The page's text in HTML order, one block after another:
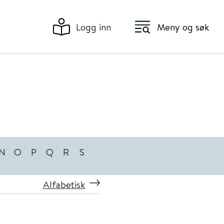
Logg inn Meny og søk
O P Q R S
Alfabetisk